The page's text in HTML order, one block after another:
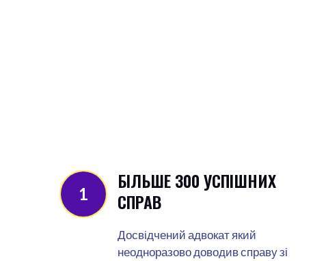
1
БІЛЬШЕ 300 УСПІШНИХ
СПРАВ
Досвідчений адвокат який
неодноразово доводив справу зі